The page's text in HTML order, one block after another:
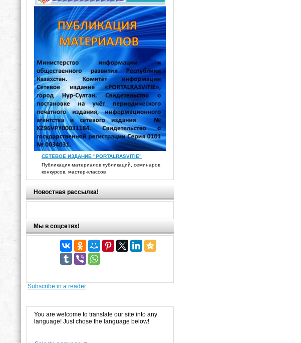
СЕТЕВОЕ ИЗДАНИЕ "PORTALRASVITIE"
Публикация материалов публикаций, семинаров,
конкурсов, мастер-классов
Новостная рассылка!
Мы в соцсетях!
Subscribe in a reader
You are welcome to translate our site into any
language! Just chose the language below!